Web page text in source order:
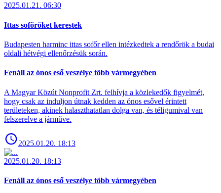
2025.01.21. 06:30
Ittas sofőröket kerestek
Budapesten harminc ittas sofőr ellen intézkedtek a rendőrök a budai
oldali hétvégi ellenőrzésük során.
Fenáll az ónos eső veszélye több vármegyében
A Magyar Közút Nonprofit Zrt. felhívja a közlekedők figyelmét,
hogy csak az induljon útnak kedden az ónos esővel érintett
területeken, akinek halaszthatatlan dolga van, és téligumival van
felszerelve a járműve.
2025.01.20. 18:13
2025.01.20. 18:13
Fenáll az ónos eső veszélye több vármegyében